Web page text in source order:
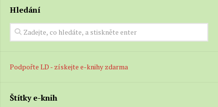
„Držím sa,“ zašeptala.
„Dostanete polovičku,“ oznámil som jej. „Peeler z
toho vypadol. Odpravili ho – v jeho vlastnej posteli.“
bolo všetko.
Hledání
Podpořte LD - získejte e-knihy zdarma
Štítky e-knih